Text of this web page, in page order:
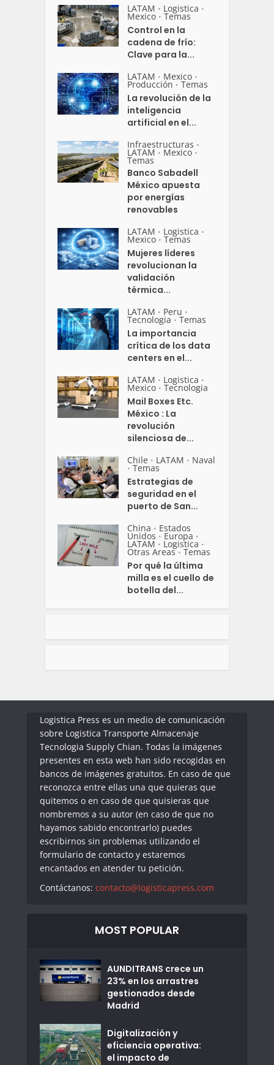
LATAM • Logistica •
Mexico • Temas
Control en la
cadena de frío:
Clave para la...
LATAM • Mexico •
Producción • Temas
La revolución de la
inteligencia
artificial en el...
Infraestructuras •
LATAM • Mexico •
Temas
Banco Sabadell
México apuesta
por energías
renovables
LATAM • Logistica •
Mexico • Temas
Mujeres líderes
revolucionan la
validación
térmica...
LATAM • Peru •
Tecnologia • Temas
La importancia
crítica de los data
centers en el...
LATAM • Logistica •
Mexico • Tecnologia
Mail Boxes Etc.
México : La
revolución
silenciosa de...
Chile • LATAM • Naval
• Temas
Estrategias de
seguridad en el
puerto de San...
China • Estados
Unidos • Europa •
LATAM • Logistica •
Otras Areas • Temas
Por qué la última
milla es el cuello de
botella del...
Logistica Press es un medio de comunicación
sobre Logistica Transporte Almacenaje
Tecnologia Supply Chian. Todas la imágenes
presentes en esta web han sido recogidas en
bancos de imágenes gratuitos. En caso de que
reconozca entre ellas una que quieras que
quitemos o en caso de que quisieras que
nombremos a su autor (en caso de que no
hayamos sabido encontrarlo) puedes
escribirnos sin problemas utilizando el
formulario de contacto y estaremos
encantados en atender tu petición.
Contáctanos: contacto@logisticapress.com
MOST POPULAR
AUNDITRANS crece un
23% en los arrastres
gestionados desde
Madrid
Digitalización y
eficiencia operativa:
el impacto de